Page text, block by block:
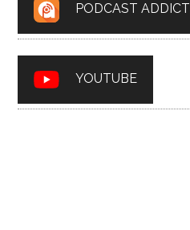
PODCAST ADDICT
YOUTUBE